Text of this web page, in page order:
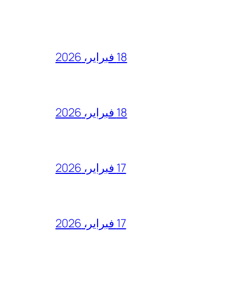
18 فبراير، 2026
18 فبراير، 2026
17 فبراير، 2026
17 فبراير، 2026